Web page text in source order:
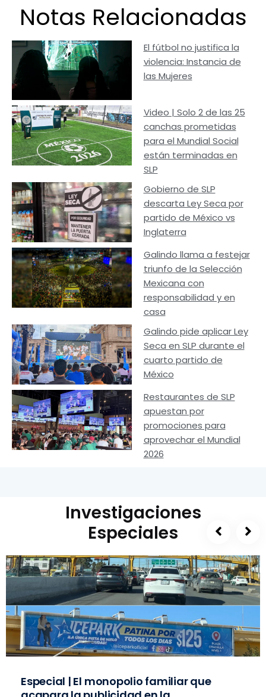
Notas Relacionadas
El fútbol no justifica la
violencia: Instancia de
las Mujeres
Video | Solo 2 de las 25
canchas prometidas
para el Mundial Social
están terminadas en
SLP
Gobierno de SLP
descarta Ley Seca por
partido de México vs
Inglaterra
Galindo llama a festejar
triunfo de la Selección
Mexicana con
responsabilidad y en
casa
Galindo pide aplicar Ley
Seca en SLP durante el
cuarto partido de
México
Restaurantes de SLP
apuestan por
promociones para
aprovechar el Mundial
2026
Investigaciones
Especiales
Especial | El monopolio familiar que